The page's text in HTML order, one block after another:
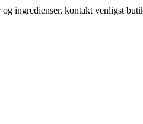
ingredienser, kontakt venligst